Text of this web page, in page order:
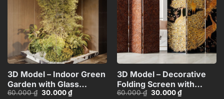
3D Model – Indoor Green
Garden with Glass
Partition_ID109861478
60.000₫ Giá
30.000₫Giá
3D Model – Decorative
Folding Screen with
Peacock
60.000₫ Giá
30.000₫Giá